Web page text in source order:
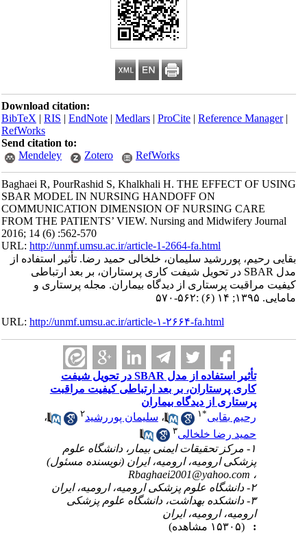
Download citation:
BibTeX|RIS|EndNote|Medlars|ProCite|Reference Manager
RefWorks
Send citation to:
Mendeley
Zotero RefWorks
Baghaei R, PourRashid S, Khalkhali H. THE EFFECT OF USING
SBAR MODEL IN NURSING HANDOFF ON
COMMUNICATION DIMENSION OF NURSING CARE
FROM THE PATIENTS’ VIEW. Nursing and Midwifery Journal
2016; 14 (6) :562-570
URL:http://unmf.umsu.ac.ir/article-1-2664-fa.html
بقایی رحیم، پوررشید سلیمان، خلخالی حمید رضا. تأثیر استفاده از
مدل SBAR در تحویل شیفت کاری پرستاران، بر بعد ارتباطی
کیفیت مراقبت پرستاری از دیدگاه بیماران. مجله پرستاری و
مامایی. ۱۳۹۵; ۱۴ (۶) :۵۶۲-۵۷۰
URL:http://unmf.umsu.ac.ir/article-۱-۲۶۶۴-fa.html
تأثیر استفاده از مدل SBAR در تحویل شیفت
کاری پرستاران، بر بعد ارتباطی کیفیت مراقبت
پرستاری از دیدگاه بیماران
رحیم بقایی
۱ ،سلیمان پوررشید ۲
،
حمید رضا خلخالی
۱- مرکز تحقیقات ایمنی بیمار، دانشگاه علوم
پزشکی ارومیه، ارومیه، ایران (نویسنده مسئول)
Rbaghaei2001@yahoo.com
۳- دانشکده بهداشت، دانشگاه علوم پزشکی
ارومیه، ارومیه، ایران